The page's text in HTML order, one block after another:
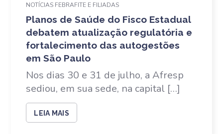
NOTÍCIAS FEBRAFITE E FILIADAS
Planos de Saúde do Fisco Estadual
debatem atualização regulatória e
fortalecimento das autogestões
em São Paulo
Nos dias 30 e 31 de julho, a Afresp
sediou, em sua sede, na capital […]
LEIA MAIS